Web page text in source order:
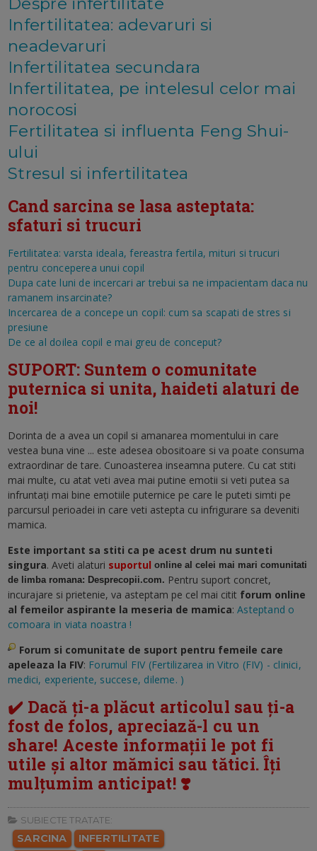
Infertilitatea: adevaruri si
neadevaruri
Infertilitatea secundara
Infertilitatea, pe intelesul celor mai
norocosi
Fertilitatea si influenta Feng Shui-
ului
Stresul si infertilitatea
Cand sarcina se lasa asteptata:
sfaturi si trucuri
Fertilitatea: varsta ideala, fereastra fertila, mituri si trucuri
pentru conceperea unui copil
Dupa cate luni de incercari ar trebui sa ne impacientam daca nu
ramanem insarcinate?
Incercarea de a concepe un copil: cum sa scapati de stres si
presiune
De ce al doilea copil e mai greu de conceput?
SUPORT: Suntem o comunitate
puternica si unita, haideti alaturi de
noi!
Dorinta de a avea un copil si amanarea momentului in care
vestea buna vine ... este adesea obositoare si va poate consuma
extraordinar de tare. Cunoasterea inseamna putere. Cu cat stiti
mai multe, cu atat veti avea mai putine emotii si veti putea sa
infruntați mai bine emotiile puternice pe care le puteti simti pe
parcursul perioadei in care veti astepta cu infrigurare sa deveniti
mamica.
Este important sa stiti ca pe acest drum nu sunteti
singura. Aveti alaturi suportul online al celei mai mari comunitati
de limba romana: Desprecopii.com. Pentru suport concret,
incurajare si prietenie, va asteptam pe cel mai citit forum online
al femeilor aspirante la meseria de mamica: Asteptand o
comoara in viata noastra !
Forum si comunitate de suport pentru femeile care
apeleaza la FIV: Forumul FIV (Fertilizarea in Vitro (FIV) - clinici,
medici, experiente, succese, dileme. )
✔️ Dacă ți-a plăcut articolul sau ți-a
fost de folos, apreciază-l cu un
share! Aceste informații le pot fi
utile și altor mămici sau tătici. Îți
mulțumim anticipat! ❣️
SUBIECTE TRATATE:
SARCINA
INFERTILITATE